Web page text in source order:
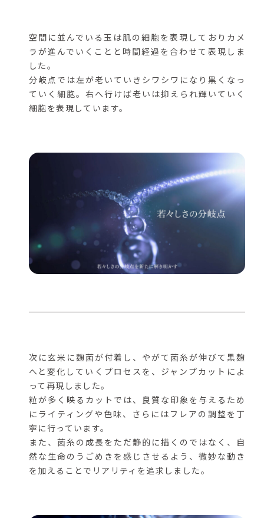
空間に並んでいる玉は肌の細胞を表現しておりカメ
ラが進んでいくことと時間経過を合わせて表現しま
した。
分岐点では左が老いていきシワシワになり黒くなっ
ていく細胞。右へ行けば老いは抑えられ輝いていく
細胞を表現しています。
次に玄米に麹菌が付着し、やがて菌糸が伸びて黒麹
へと変化していくプロセスを、ジャンプカットによ
って再現しました。
粒が多く映るカットでは、良質な印象を与えるため
にライティングや色味、さらにはフレアの調整を丁
寧に行っています。
また、菌糸の成長をただ静的に描くのではなく、自
然な生命のうごめきを感じさせるよう、微妙な動き
を加えることでリアリティを追求しました。